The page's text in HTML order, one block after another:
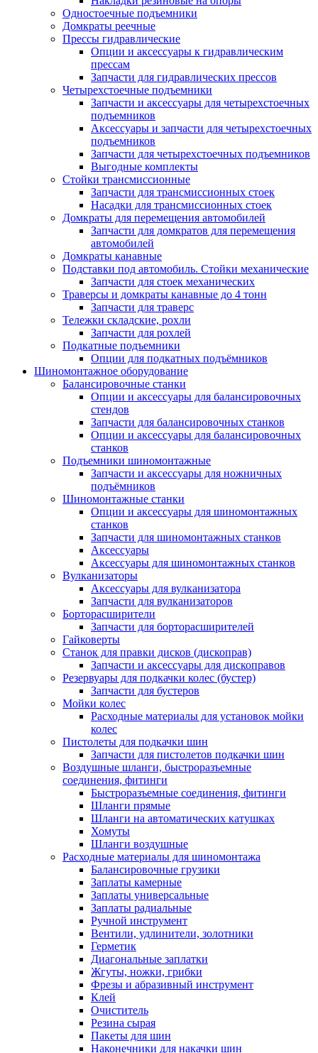
Одностоечные подъемники
Домкраты реечные
Прессы гидравлические
Опции и аксессуары к гидравлическим
прессам
Запчасти для гидравлических прессов
Четырехстоечные подъемники
Запчасти и аксессуары для четырехстоечных
подъемников
Аксессуары и запчасти для четырехстоечных
подъемников
Запчасти для четырехстоечных подъемников
Выгодные комплекты
Стойки трансмиссионные
Запчасти для трансмиссионных стоек
Насадки для трансмиссионных стоек
Домкраты для перемещения автомобилей
Запчасти для домкратов для перемещения
автомобилей
Домкраты канавные
Подставки под автомобиль. Стойки механические
Запчасти для стоек механических
Траверсы и домкраты канавные до 4 тонн
Запчасти для траверс
Тележки складские, рохли
Запчасти для рохлей
Подкатные подъемники
Опции для подкатных подъёмников
Шиномонтажное оборудование
Балансировочные станки
Опции и аксессуары для балансировочных
стендов
Запчасти для балансировочных станков
Опции и аксессуары для балансировочных
станков
Подъемники шиномонтажные
Запчасти и аксессуары для ножничных
подъёмников
Шиномонтажные станки
Опции и аксессуары для шиномонтажных
станков
Запчасти для шиномонтажных станков
Аксессуары
Аксессуары для шиномонтажных станков
Вулканизаторы
Аксессуары для вулканизатора
Запчасти для вулканизаторов
Борторасширители
Запчасти для борторасширителей
Гайковерты
Станок для правки дисков (дископрав)
Запчасти и аксессуары для дископравов
Резервуары для подкачки колес (бустер)
Запчасти для бустеров
Мойки колес
Расходные материалы для установок мойки
колес
Пистолеты для подкачки шин
Запчасти для пистолетов подкачки шин
Воздушные шланги, быстроразъемные
соединения, фитинги
Быстроразъемные соединения, фитинги
Шланги прямые
Шланги на автоматических катушках
Хомуты
Шланги воздушные
Расходные материалы для шиномонтажа
Балансировочные грузики
Заплаты камерные
Заплаты универсальные
Заплаты радиальные
Ручной инструмент
Вентили, удлинители, золотники
Герметик
Диагональные заплатки
Жгуты, ножки, грибки
Фрезы и абразивный инструмент
Клей
Очиститель
Резина сырая
Пакеты для шин
Наконечники для накачки шин